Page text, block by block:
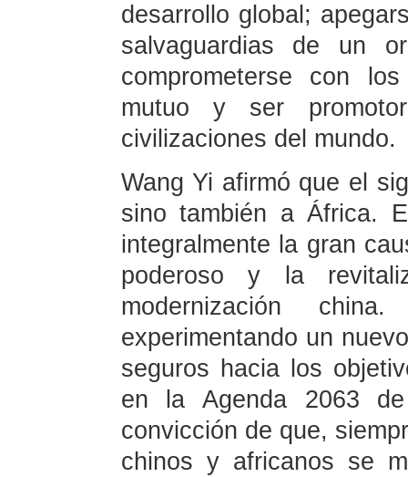
desarrollo global;
salvaguardias de un
comprometerse con
mutuo y ser
civilizaciones del mundo.
Wang Yi afirmó que el
sino también a África.
integralmente la gran
poderoso y la
modernización
experimentando un
seguros hacia los
en la Agenda 2063
convicción de que,
chinos y africanos se